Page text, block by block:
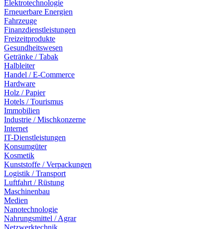
Elektrotechnologie
Erneuerbare Energien
Fahrzeuge
Finanzdienstleistungen
Freizeitprodukte
Gesundheitswesen
Getränke / Tabak
Halbleiter
Handel / E-Commerce
Hardware
Holz / Papier
Hotels / Tourismus
Immobilien
Industrie / Mischkonzerne
Internet
IT-Dienstleistungen
Konsumgüter
Kosmetik
Kunststoffe / Verpackungen
Logistik / Transport
Luftfahrt / Rüstung
Maschinenbau
Medien
Nanotechnologie
Nahrungsmittel / Agrar
Netzwerktechnik